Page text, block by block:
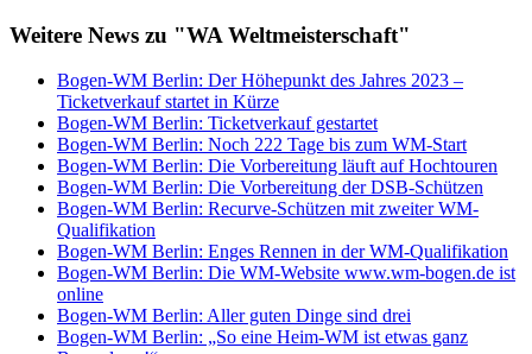
Weitere News zu "WA Weltmeisterschaft"
Bogen-WM Berlin: Der Höhepunkt des Jahres 2023 –
Ticketverkauf startet in Kürze
Bogen-WM Berlin: Ticketverkauf gestartet
Bogen-WM Berlin: Noch 222 Tage bis zum WM-Start
Bogen-WM Berlin: Die Vorbereitung läuft auf Hochtouren
Bogen-WM Berlin: Die Vorbereitung der DSB-Schützen
Bogen-WM Berlin: Recurve-Schützen mit zweiter WM-
Qualifikation
Bogen-WM Berlin: Enges Rennen in der WM-Qualifikation
Bogen-WM Berlin: Die WM-Website www.wm-bogen.de ist
online
Bogen-WM Berlin: Aller guten Dinge sind drei
Bogen-WM Berlin: „So eine Heim-WM ist etwas ganz